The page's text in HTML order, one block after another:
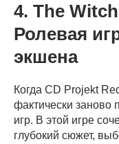
4. The
Ролевая
экшена
Когда CD Projekt
фактически
игр. В этой игре
глубокий сюжет,